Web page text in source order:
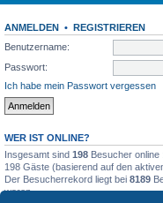
ANMELDEN • REGISTRIEREN
Benutzername:
Passwort:
Ich habe mein Passwort vergessen
WER IST ONLINE?
Insgesamt sind 198 Besucher online
198 Gäste (basierend auf den
Der Besucherrekord liegt bei 8189
waren.